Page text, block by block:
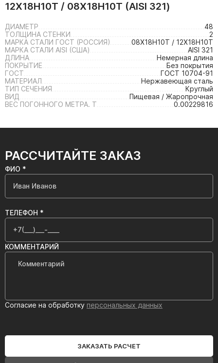
12Х18Н10Т / 08Х18Н10Т (AISI 321)
ДИАМЕТР
48
ТОЛЩИНА СТЕНКИ
2
МАРКА СТАЛИ ГОСТ (РОССИЯ)
08Х18Н10Т / 12Х18Н10Т
МАРКА СТАЛИ AISI (США)
AISI 321
ДЛИНА
Немерная длина
ПОКРЫТИЕ
Без покрытия
ГОСТ
ГОСТ 10704-91
МАТЕРИАЛ
Нержавеющая сталь
ТИП СЕЧЕНИЯ
Круглый
ВИД
Пищевая / Жаропрочная
ВЕС ПОГОННОГО МЕТРА. Т
0.00229816
РАССЧИТАЙТЕ ЗАКАЗ
ФИО *
ТЕЛЕФОН *
КОММЕНТАРИЙ
Согласие на обработку персональных данных
ЗАКАЗАТЬ РАСЧЕТ